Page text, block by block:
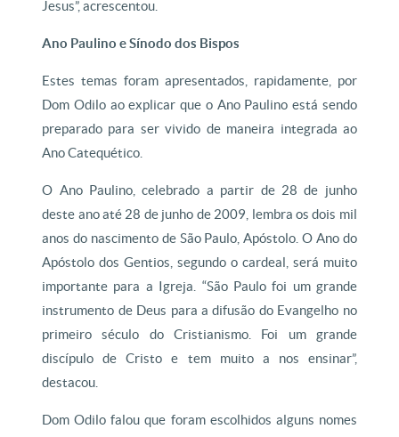
Jesus”, acrescentou.
Ano Paulino e Sínodo dos Bispos
Estes temas foram apresentados, rapidamente, por
Dom Odilo ao explicar que o Ano Paulino está sendo
preparado para ser vivido de maneira integrada ao
Ano Catequético.
O Ano Paulino, celebrado a partir de 28 de junho
deste ano até 28 de junho de 2009, lembra os dois mil
anos do nascimento de São Paulo, Apóstolo. O Ano do
Apóstolo dos Gentios, segundo o cardeal, será muito
importante para a Igreja. “São Paulo foi um grande
instrumento de Deus para a difusão do Evangelho no
primeiro século do Cristianismo. Foi um grande
discípulo de Cristo e tem muito a nos ensinar”,
destacou.
Dom Odilo falou que foram escolhidos alguns nomes